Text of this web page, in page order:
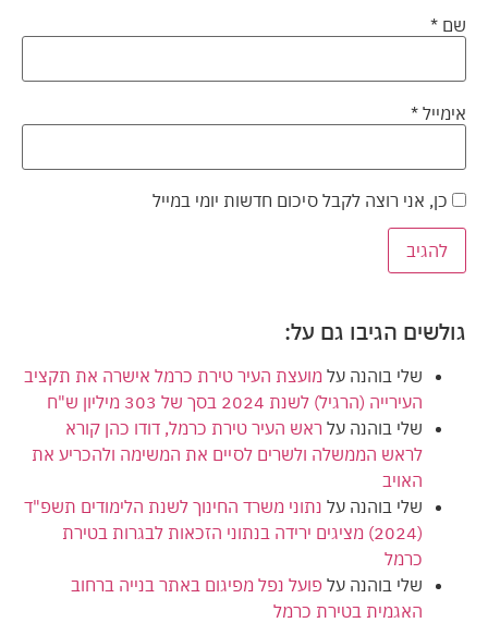
שם *
אימייל *
כן, אני רוצה לקבל סיכום חדשות יומי במייל
גולשים הגיבו גם על:
שלי בוהנה על מועצת העיר טירת כרמל אישרה את תקציב
העירייה (הרגיל) לשנת 2024 בסך של 303 מיליון ש"ח
שלי בוהנה על ראש העיר טירת כרמל, דודו כהן קורא
לראש הממשלה ולשרים לסיים את המשימה ולהכריע את
האויב
שלי בוהנה על נתוני משרד החינוך לשנת הלימודים תשפ"ד
(2024) מציגים ירידה בנתוני הזכאות לבגרות בטירת
כרמל
שלי בוהנה על פועל נפל מפיגום באתר בנייה ברחוב
האגמית בטירת כרמל